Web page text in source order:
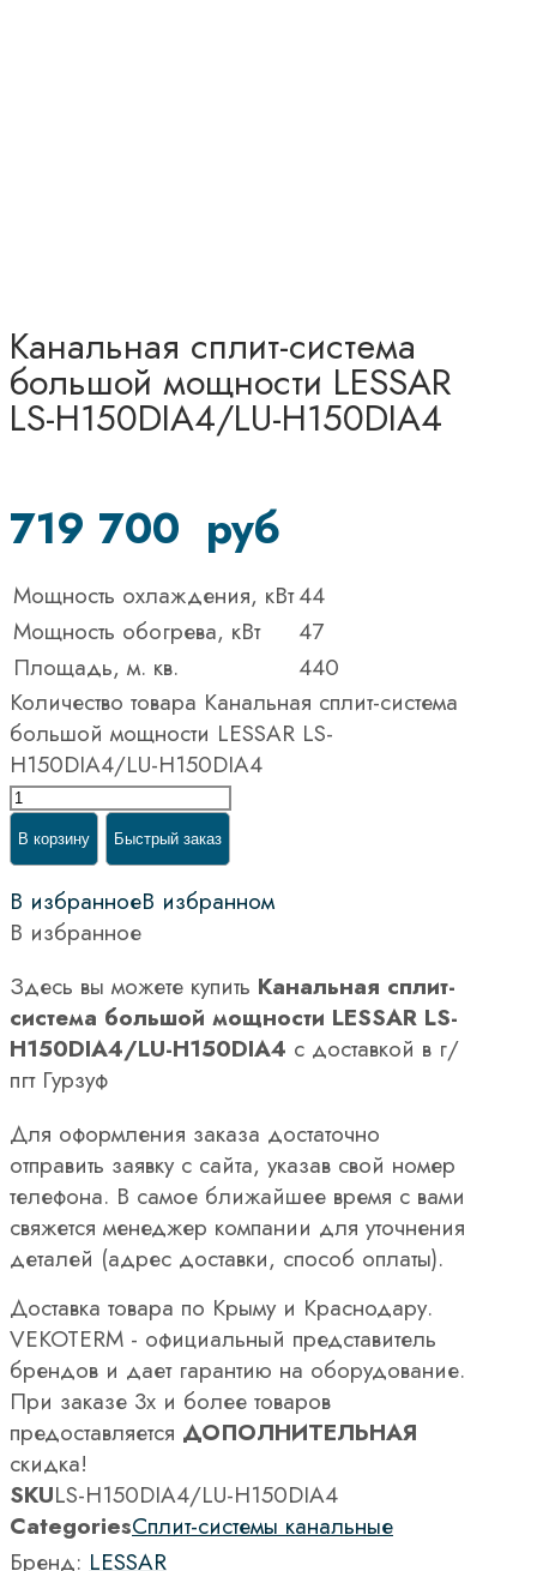
Канальная сплит-система
большой мощности LESSAR
LS-H150DIA4/LU-H150DIA4
719 700 руб
Мощность охлаждения, кВт44
Мощность обогрева, кВт
47
Площадь, м. кв.
440
Количество товара Канальная сплит-система
большой мощности LESSAR LS-
H150DIA4/LU-H150DIA4
В корзину Быстрый заказ
В избранноеВ избранном
В избранное
Здесь вы можете купить Канальная сплит-
система большой мощности LESSAR LS-
H150DIA4/LU-H150DIA4 с доставкой в г/
пгт Гурзуф
Для оформления заказа достаточно
отправить заявку с сайта, указав свой номер
телефона. В самое ближайшее время с вами
свяжется менеджер компании для уточнения
деталей (адрес доставки, способ оплаты).
Доставка товара по Крыму и Краснодару.
VEKOTERM - официальный представитель
брендов и дает гарантию на оборудование.
При заказе 3х и более товаров
предоставляется ДОПОЛНИТЕЛЬНАЯ
скидка!
SKULS-H150DIA4/LU-H150DIA4
CategoriesСплит-системы канальные
Бренд: LESSAR